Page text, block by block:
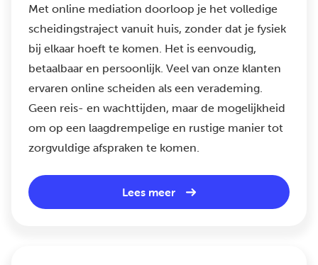
Met online mediation doorloop je het volledige
scheidingstraject vanuit huis, zonder dat je fysiek
bij elkaar hoeft te komen. Het is eenvoudig,
betaalbaar en persoonlijk. Veel van onze klanten
ervaren online scheiden als een verademing.
Geen reis- en wachttijden, maar de mogelijkheid
om op een laagdrempelige en rustige manier tot
zorgvuldige afspraken te komen.
Lees meer